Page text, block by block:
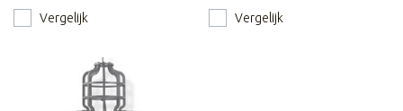
Vergelijk Vergelijk